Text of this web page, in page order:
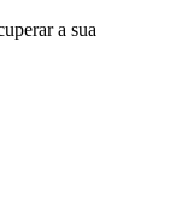
a sua